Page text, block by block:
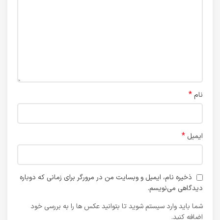
نام *
ایمیل *
ذخیره نام، ایمیل و وبسایت من در مرورگر برای زمانی که دوباره
دیدگاهی می‌نویسم.
شما باید وارد سیستم شوید تا بتوانید عکس ها را به بررسی خود
اضافه کنید.